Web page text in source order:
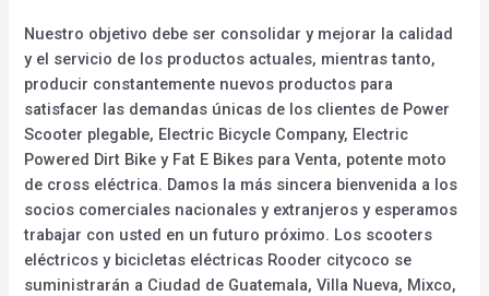
Nuestro objetivo debe ser consolidar y mejorar la calidad
y el servicio de los productos actuales, mientras tanto,
producir constantemente nuevos productos para
satisfacer las demandas únicas de los clientes de Power
Scooter plegable, Electric Bicycle Company, Electric
Powered Dirt Bike y Fat E Bikes para Venta, potente moto
de cross eléctrica. Damos la más sincera bienvenida a los
socios comerciales nacionales y extranjeros y esperamos
trabajar con usted en un futuro próximo. Los scooters
eléctricos y bicicletas eléctricas Rooder citycoco se
suministrarán a Ciudad de Guatemala, Villa Nueva, Mixco,